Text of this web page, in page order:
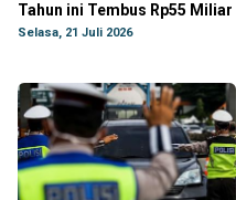
Tahun ini Tembus Rp55 Miliar
Selasa, 21 Juli 2026